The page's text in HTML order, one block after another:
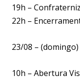
19h –
22h –
23/08 – (domingo)
10h – Abertura